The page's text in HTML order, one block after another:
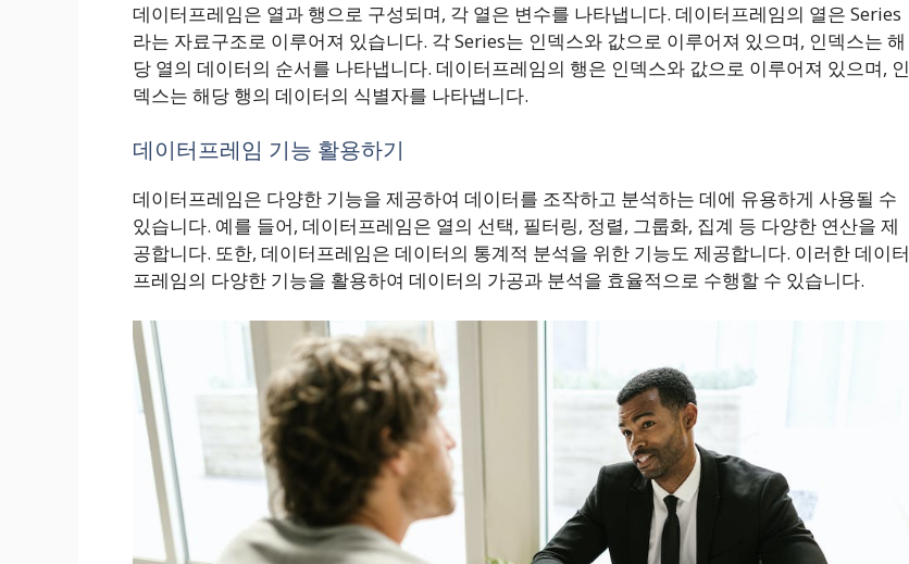
데이터프레임은 열과 행으로 구성되며, 각 열은 변수를 나타냅니다. 데이터프레임의 열은 Series
라는 자료구조로 이루어져 있습니다. 각 Series는 인덱스와 값으로 이루어져 있으며, 인덱스는 해
당 열의 데이터의 순서를 나타냅니다. 데이터프레임의 행은 인덱스와 값으로 이루어져 있으며, 인
덱스는 해당 행의 데이터의 식별자를 나타냅니다.
데이터프레임 기능 활용하기
데이터프레임은 다양한 기능을 제공하여 데이터를 조작하고 분석하는 데에 유용하게 사용될 수
있습니다. 예를 들어, 데이터프레임은 열의 선택, 필터링, 정렬, 그룹화, 집계 등 다양한 연산을 제
공합니다. 또한, 데이터프레임은 데이터의 통계적 분석을 위한 기능도 제공합니다. 이러한 데이터
프레임의 다양한 기능을 활용하여 데이터의 가공과 분석을 효율적으로 수행할 수 있습니다.